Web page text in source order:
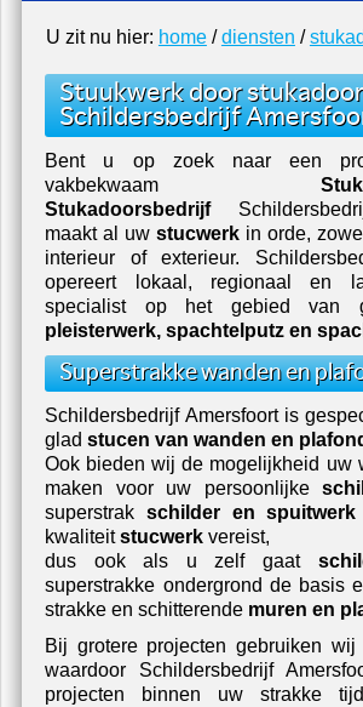
U zit nu hier: home/diensten /
Stuukwerk door
Schildersbedrijf
Bent u op zoek naar een
vakbekwaam
Stukadoorsbedrijf
maakt al uwstucwerk in orde,
interieur of exterieur.
opereert lokaal, regionaal en
specialist op het gebied
pleisterwerk, spachtelputz en
Superstrakke wanden en
Schildersbedrijf Amersfoortis
gladstucen van wanden en
Ook bieden wij de mogelijkheid uw
maken voor uw persoonlijke
superstrakschilder en spuitwerk
kwaliteitstucwerkvereist,
dus ook als u zelf gaat
superstrakke ondergrond de basis
strakke en schitterende muren en
Bij grotere projecten gebruiken wij
waardoor Schildersbedrijf
projecten binnen uw strakke